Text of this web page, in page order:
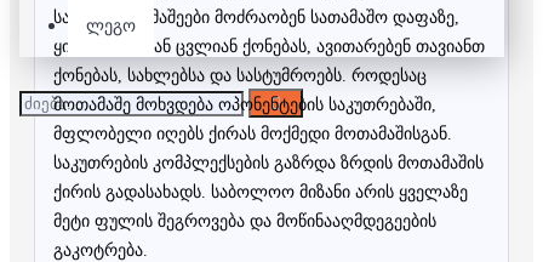
ლეგო
სადაც მოთამაშეები მოძრაობენ სათამაშო დაფაზე,
ყიდულობენ ან ცვლიან ქონებას, ავითარებენ თავიანთ
ქონებას, სახლებსა და სასტუმროებს. როდესაც
მოთამაშე მოხვდება ოპონენტების საკუთრებაში,
მფლობელი იღებს ქირას მოქმედი მოთამაშისგან.
საკუთრების კომპლექსების გაზრდა ზრდის მოთამაშის
ქირის გადასახადს. საბოლოო მიზანი არის ყველაზე
მეტი ფულის შეგროვება და მოწინააღმდეგეების
გაკოტრება.